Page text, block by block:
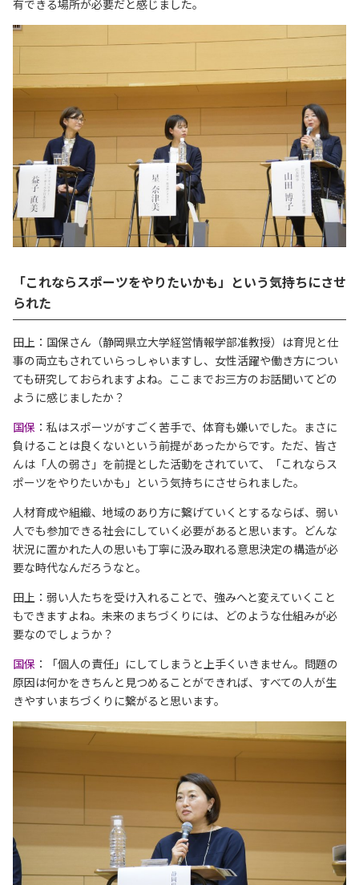
有できる場所が必要だと感じました。
「これならスポーツをやりたいかも」という気持ちにさせ
られた
田上：国保さん（静岡県立大学経営情報学部准教授）は育児と仕
事の両立もされていらっしゃいますし、女性活躍や働き方につい
ても研究しておられますよね。ここまでお三方のお話聞いてどの
ように感じましたか？
国保 ：私はスポーツがすごく苦手で、体育も嫌いでした。まさに
負けることは良くないという前提があったからです。ただ、皆さ
んは「人の弱さ」を前提とした活動をされていて、「これならス
ポーツをやりたいかも」という気持ちにさせられました。
人材育成や組織、地域のあり方に繋げていくとするならば、弱い
人でも参加できる社会にしていく必要があると思います。どんな
状況に置かれた人の思いも丁寧に汲み取れる意思決定の構造が必
要な時代なんだろうなと。
田上：弱い人たちを受け入れることで、強みへと変えていくこと
もできますよね。未来のまちづくりには、どのような仕組みが必
要なのでしょうか？
国保 ：「個人の責任」にしてしまうと上手くいきません。問題の
原因は何かをきちんと見つめることができれば、すべての人が生
きやすいまちづくりに繋がると思います。